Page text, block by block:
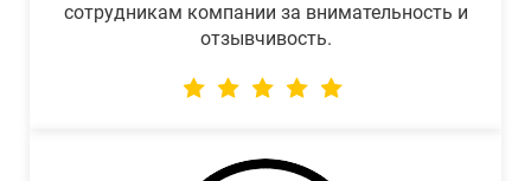
сотрудникам компании за внимательность и
отзывчивость.